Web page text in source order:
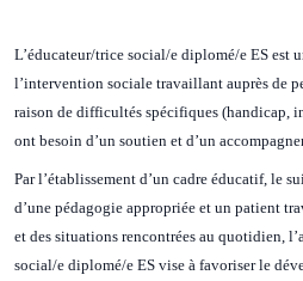
L’éducateur/trice social/e diplomé/e ES est
l’intervention sociale travaillant auprès de
raison de difficultés spécifiques (handicap,
ont besoin d’un soutien et d’un
Par l’établissement d’un cadre éducatif, le
d’une pédagogie appropriée et un patient
et des situations rencontrées au quotidien,
social/e diplomé/e ES vise à favoriser le